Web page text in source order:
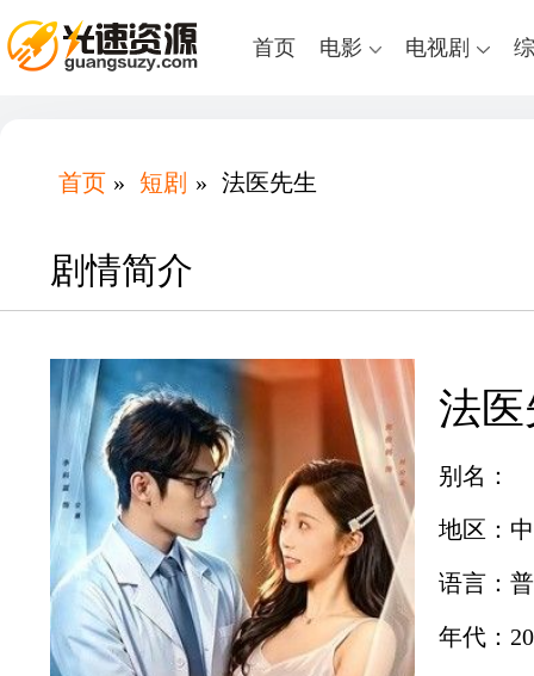
首页 电影 电视剧
首页 » 短剧 » 法医先生
剧情简介
法
别名：
地区：
语言：
年代：